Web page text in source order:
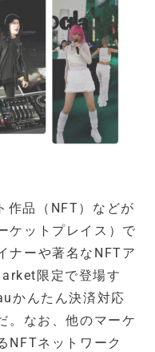
作品（NFT）などが
ケットプレイス）で
ナーや著名なNFTア
限定で登場す
かんたん決済対応
。なお、他のマーケ
NFTネットワーク